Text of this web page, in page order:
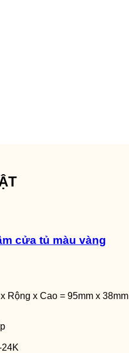
cửa tủ màu vàng
Rộng x Cao = 95mm x 38mm